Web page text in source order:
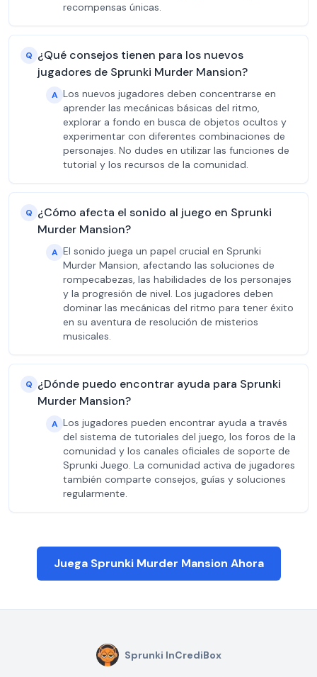
recompensas únicas.
Q ¿Qué consejos tienen para los nuevos
jugadores de Sprunki Murder Mansion?
A Los nuevos jugadores deben concentrarse en
aprender las mecánicas básicas del ritmo,
explorar a fondo en busca de objetos ocultos y
experimentar con diferentes combinaciones de
personajes. No dudes en utilizar las funciones de
tutorial y los recursos de la comunidad.
Q ¿Cómo afecta el sonido al juego en Sprunki
Murder Mansion?
A El sonido juega un papel crucial en Sprunki
Murder Mansion, afectando las soluciones de
rompecabezas, las habilidades de los personajes
y la progresión de nivel. Los jugadores deben
dominar las mecánicas del ritmo para tener éxito
en su aventura de resolución de misterios
musicales.
Q ¿Dónde puedo encontrar ayuda para Sprunki
Murder Mansion?
A Los jugadores pueden encontrar ayuda a través
del sistema de tutoriales del juego, los foros de la
comunidad y los canales oficiales de soporte de
Sprunki Juego. La comunidad activa de jugadores
también comparte consejos, guías y soluciones
regularmente.
Juega Sprunki Murder Mansion Ahora
Sprunki InCrediBox